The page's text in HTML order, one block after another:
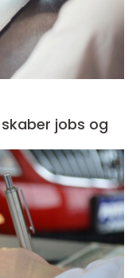
jobs og